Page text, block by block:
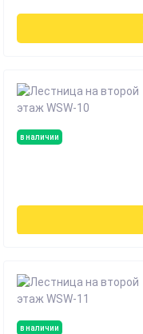
в наличии
в наличии